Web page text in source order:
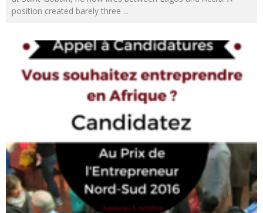
position created barely three ...